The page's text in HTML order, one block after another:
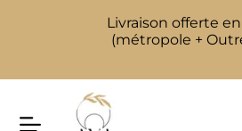
Livraison offerte
(métropole +